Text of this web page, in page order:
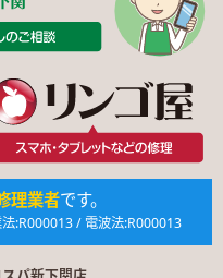
理業者です。
:R000013 / 電波法:R000013